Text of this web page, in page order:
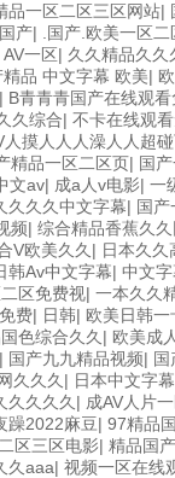
品一区二区三区网站|
产|
.国产.欧美一区
AV一区| 久久精品久久
精品 中文字幕 欧美|
| B青青青国产在线观
久综合| 不卡在线观
人摸人人人澡人人超
精品一区二区页| 国
文av| 成a人v电影| 一
久久久中文字幕| 国
频| 综合精品香蕉久
V欧美久久 | 日本久久
韩Av中文字幕| 中文
区免费视| 一本久久
费| 日韩| 欧美日韩
色综合久久 | 欧美成
| 国产九九精品视频|
久久久 | 日本中文字
久久久久 | 成AV人片
躁2022麻豆| 97精品
区三区电影| 精品国
久aaa| 视频一区在线